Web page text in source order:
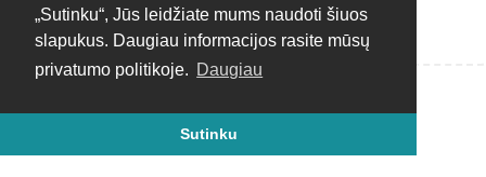
„Sutinku“, Jūs leidžiate mums naudoti šiuos
slapukus. Daugiau informacijos rasite mūsų
privatumo politikoje. Daugiau
Sutinku
Rašyti atsakymą...